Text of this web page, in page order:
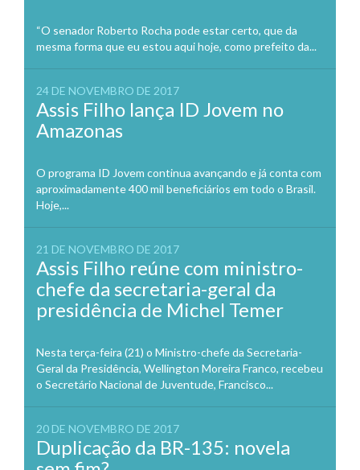
“O senador Roberto Rocha pode estar certo, que da
mesma forma que eu estou aqui hoje, como prefeito da...
24 DE NOVEMBRO DE 2017
Assis Filho lança ID Jovem no
Amazonas
O programa ID Jovem continua avançando e já conta com
aproximadamente 400 mil beneficiários em todo o Brasil.
Hoje,...
21 DE NOVEMBRO DE 2017
Assis Filho reúne com ministro-
chefe da secretaria-geral da
presidência de Michel Temer
Nesta terça-feira (21) o Ministro-chefe da Secretaria-
Geral da Presidência, Wellington Moreira Franco, recebeu
o Secretário Nacional de Juventude, Francisco...
20 DE NOVEMBRO DE 2017
Duplicação da BR-135: novela